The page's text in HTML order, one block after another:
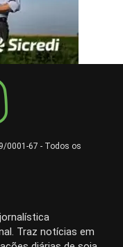
0001-67 - Todos os
Traz notícias em